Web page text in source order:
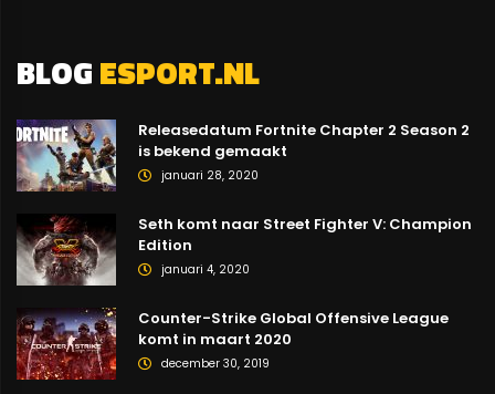
BLOGESPORT.NL
Releasedatum Fortnite Chapter 2 Season 2
is bekend gemaakt
januari 28, 2020
Seth komt naar Street Fighter V: Champion
Edition
januari 4, 2020
Counter-Strike Global Offensive League
komt in maart 2020
december 30, 2019